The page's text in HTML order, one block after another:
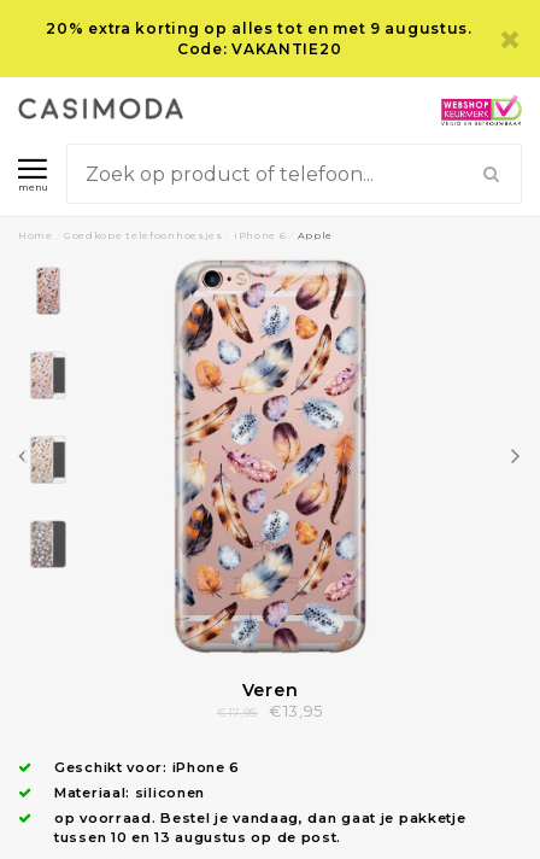
20% extra korting op alles tot en met 9 augustus.
Code: VAKANTIE20
menu
Home Goedkope telefoonhoesjes iPhone 6 Apple
Veren
€17,95 €13,95
Geschikt voor: iPhone 6
Materiaal: siliconen
op voorraad.Bestel je vandaag, dan gaat je pakketje
tussen 10 en 13 augustus op de post.